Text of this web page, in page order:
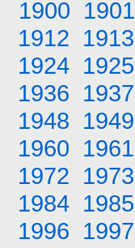
1900 1901
1912 1913
1924 1925
1936 1937
1948 1949
1960 1961
1972 1973
1984 1985
1996 1997